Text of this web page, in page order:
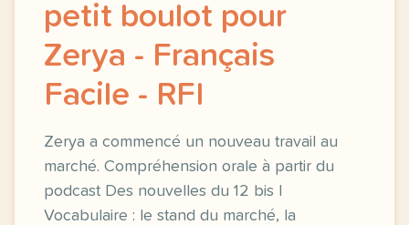
petit boulot pour
Zerya - Français
Facile - RFI
Zerya a commencé un nouveau travail au
marché. Compréhension orale à partir du
podcast Des nouvelles du 12 bis |
Vocabulaire : le stand du marché, la